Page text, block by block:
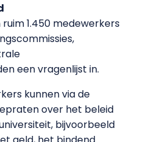
1.450 medewerkers
een vragenlijst in.
kunnen via de
over het beleid
bijvoorbeeld